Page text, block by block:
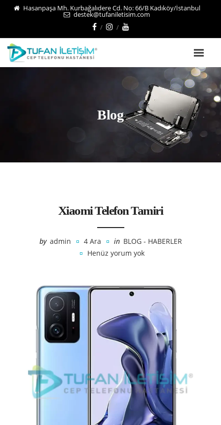
Hasanpaşa Mh. Kurbağalıdere Cd. No: 66/B Kadıköy/İstanbul
destek@tufaniletisim.com
Blog
Xiaomi Telefon Tamiri
by admin 4 Ara in BLOG - HABERLER
Henüz yorum yok